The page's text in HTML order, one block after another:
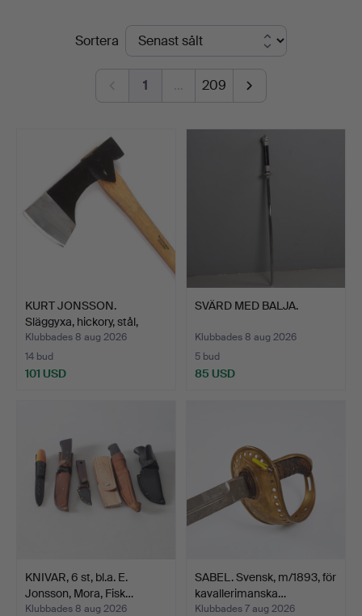
SlutpriserSortera
1 … 209
KURT JONSSON.
Släggyxa, hickory, stål,
mon…
Klubbades 8 aug 2026
14 bud
101 USD
SVÄRD MED BALJA.
Klubbades 8 aug 2026
5 bud
85 USD
KNIVAR, 6 st, bl.a. E.
Jonsson, Mora, Fisk…
Klubbades 8 aug 2026
SABEL. Svensk, m/1893, för
kavallerimanska…
Klubbades 7 aug 2026